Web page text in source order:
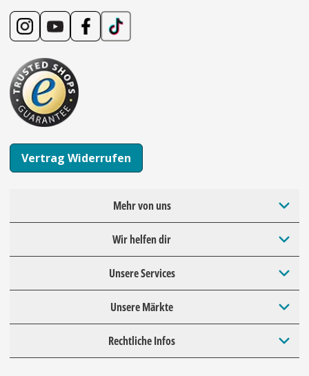
Vertrag Widerrufen
Mehr von uns
Wir helfen dir
Unsere Services
Unsere Märkte
Rechtliche Infos